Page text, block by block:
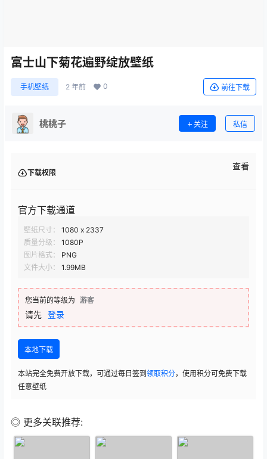
富士山下菊花遍野绽放壁纸
手机壁纸 2 年前 0 前往下载
桃桃子 关注 私信
下载权限
查看
官方下载通道
壁纸尺寸：
1080 x 2337
质量分级：
1080P
图片格式：
PNG
文件大小：
1.99MB
您当前的等级为 游客
请先 登录
本地下载
本站完全免费开放下载，可通过每日签到 领取积分，使用积分可免费下载
任意壁纸
◎ 更多关联推荐: